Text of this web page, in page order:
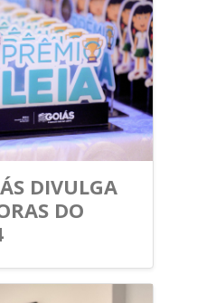
DIVULGA
DO